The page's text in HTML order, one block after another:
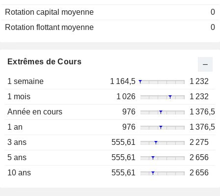
Rotation capital moyenne
0
Rotation flottant moyenne
0
Extrêmes de Cours
1 semaine 1 164,5
1 232
1 mois
1 026
1 232
Année en cours
976
1 376,5
1 an
976
1 376,5
3 ans
555,61
2 275
5 ans
555,61
2 656
10 ans
555,61 2 656